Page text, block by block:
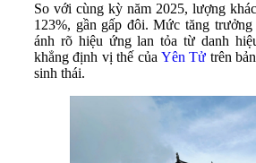
So với cùng kỳ năm 2025, lượng
123%, gần gấp đôi. Mức tăng
ánh rõ hiệu ứng lan tỏa từ danh
khẳng định vị thế của Yên Tử trên
sinh thái.